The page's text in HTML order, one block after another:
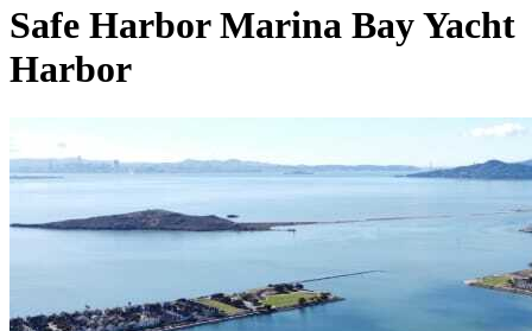
Safe Harbor Marina Bay Yacht
Harbor